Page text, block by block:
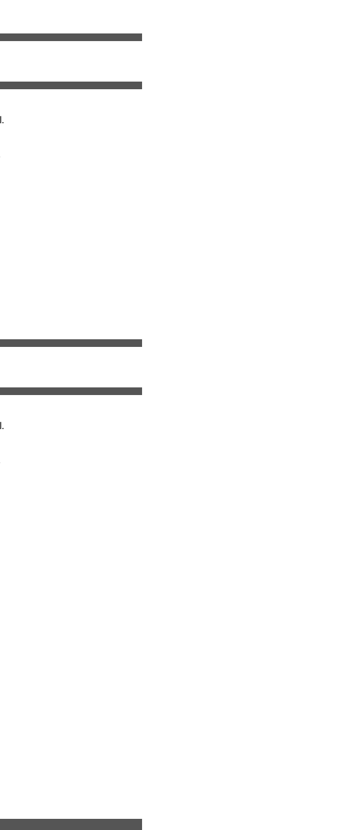
امام جمعه شهرستان ساوجبلاغ اظهارداشت : اربعین امسال سراسر حماسه خونخواهی و مرگ بر آمریکا و اسرائیل بود.
امام جمعه شهرستان ساوجبلاغ اظهارداشت : اربعین امسال سراسر حماسه خونخواهی و مرگ بر آمریکا و اسرائیل بود.